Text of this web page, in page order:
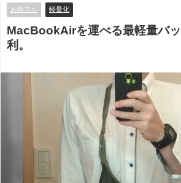
お役立ち 軽量化
MacBookAirを運べる最軽量バ
利。